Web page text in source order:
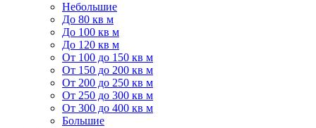
Небольшие
До 80 кв м
До 100 кв м
До 120 кв м
От 100 до 150 кв м
От 150 до 200 кв м
От 200 до 250 кв м
От 250 до 300 кв м
От 300 до 400 кв м
Большие